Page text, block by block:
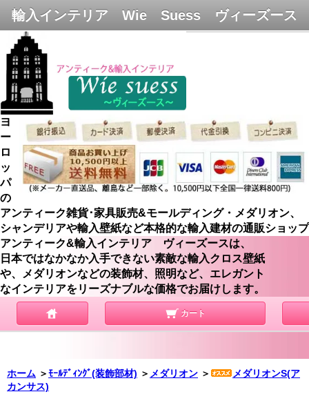
輸入インテリア Wie Suess ヴィーズース
ヨ
ー
ロ
ッ
パ
の
アンティーク雑貨･家具販売&モールディング・メダリオン、
シャンデリアや輸入壁紙など本格的な輸入建材の通販ショップ
アンティーク&輸入インテリア ヴィーズースは、
日本ではなかなか入手できない素敵な輸入クロス壁紙
や、メダリオンなどの装飾材、照明など、エレガント
なインテリアをリーズナブルな価格でお届けします。
カート
ホーム ＞ﾓｰﾙﾃﾞｨﾝｸﾞ(装飾部材) ＞ メダリオン ＞
メダリオンS(ア
カンサス)